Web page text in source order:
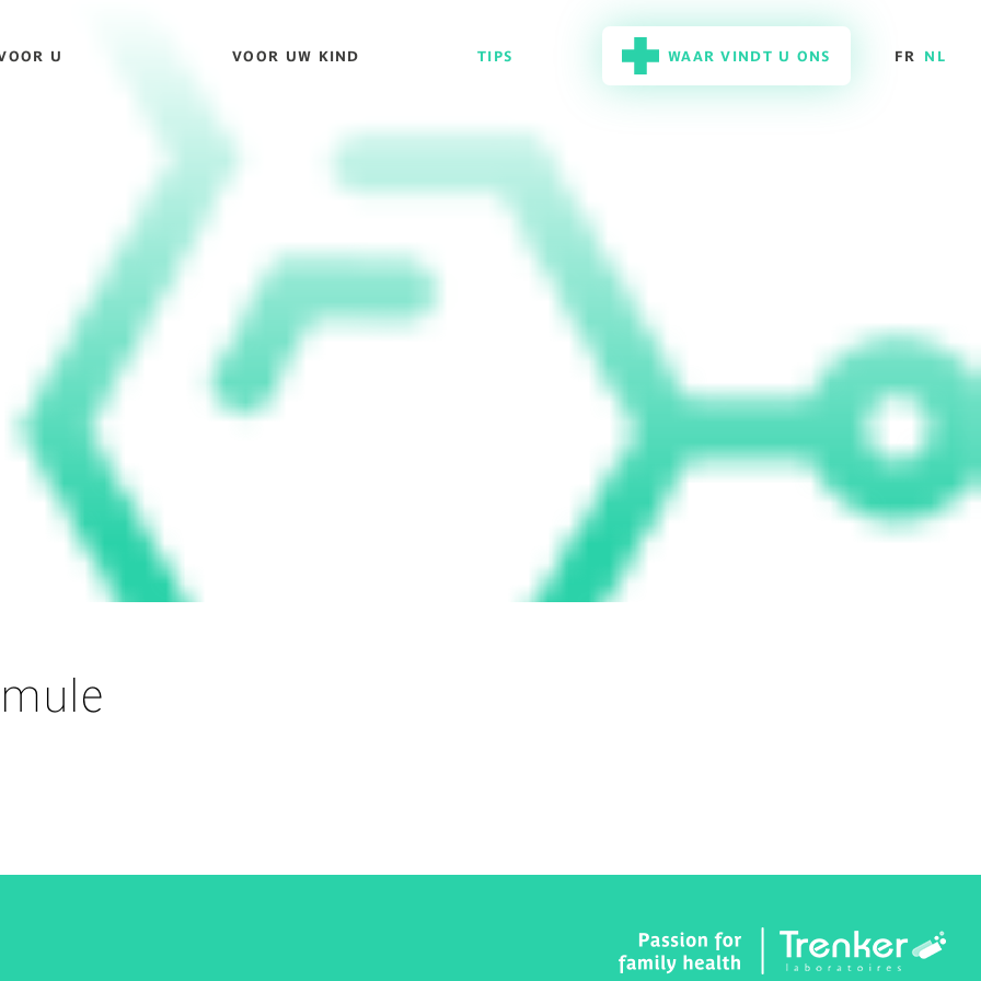
U VOOR UW KIND TIPS WAAR VINDT U ONS FR NL